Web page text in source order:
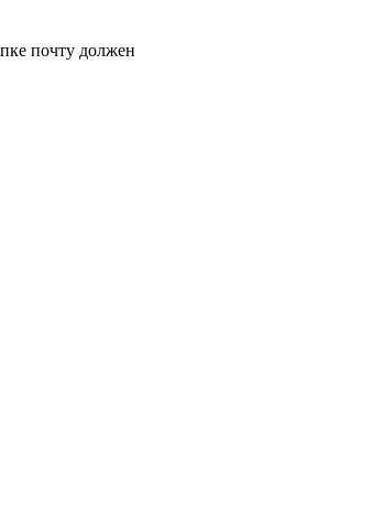
почту должен